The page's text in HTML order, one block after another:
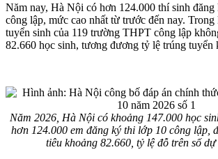
Năm nay, Hà Nội có hơn 124.000 thí sinh
công lập, mức cao nhất từ trước đến nay.
tuyển sinh của 119 trường THPT công lập
82.660 học sinh, tương đương tỷ lệ trúng tuyển
Năm 2026, Hà Nội có khoảng 147.000 học
hơn 124.000 em đăng ký thi lớp 10 công lập,
tiêu khoảng 82.660, tỷ lệ đỗ trên số